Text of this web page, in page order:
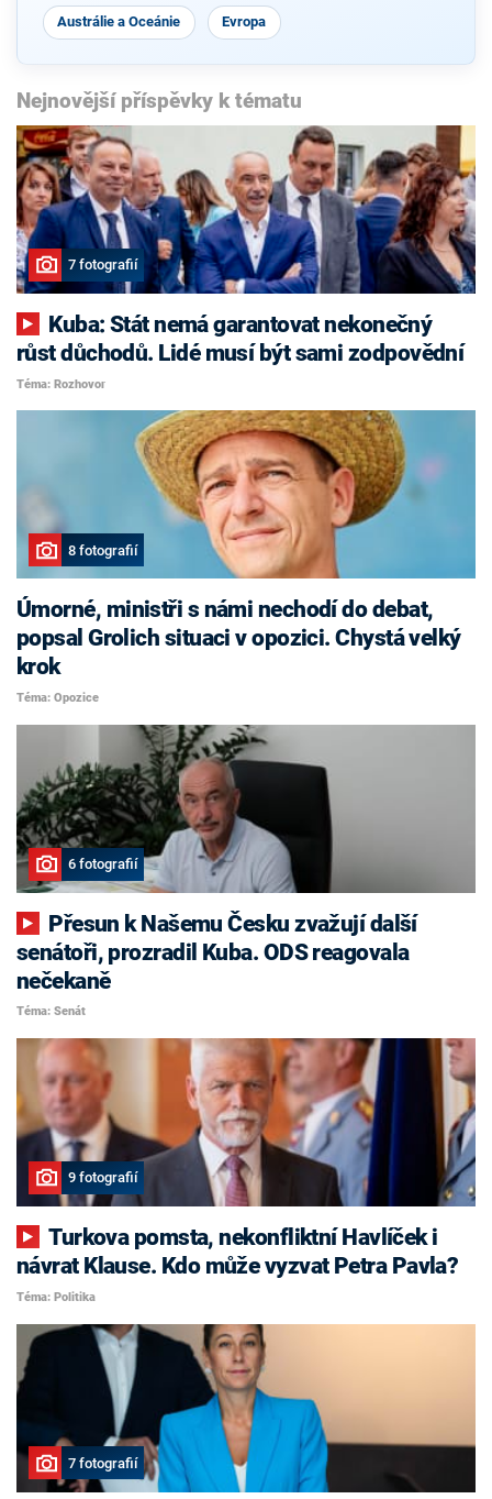
Austrálie a Oceánie Evropa
Nejnovější příspěvky k tématu
7 fotografií
růst důchodů. Lidé musí být sami zodpovědní
Téma: Rozhovor
8 fotografií
Úmorné, ministři s námi nechodí do debat,
popsal Grolich situaci v opozici. Chystá velký
krok
Téma: Opozice
6 fotografií
senátoři, prozradil Kuba. ODS reagovala
nečekaně
Téma: Senát
9 fotografií
Turkova pomsta, nekonfliktní Havlíček i
návrat Klause. Kdo může vyzvat Petra Pavla?
Téma: Politika
7 fotografií